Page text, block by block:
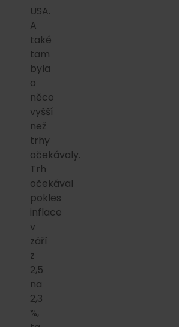
USA.
A
také
tam
byla
o
něco
vyšší
než
trhy
očekávaly.
Trh
očekával
pokles
inflace
v
září
z
2,5
na
2,3
%,